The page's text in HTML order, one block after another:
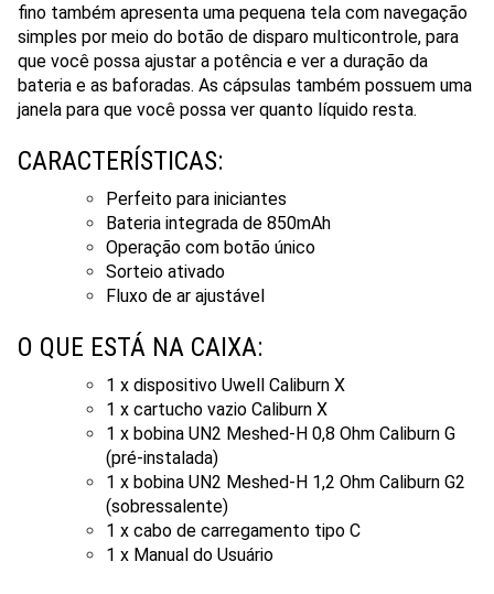
fino também apresenta uma pequena tela com navegação
simples por meio do botão de disparo multicontrole, para
que você possa ajustar a potência e ver a duração da
bateria e as baforadas. As cápsulas também possuem uma
janela para que você possa ver quanto líquido resta.
CARACTERÍSTICAS:
Perfeito para iniciantes
Bateria integrada de 850mAh
Operação com botão único
Sorteio ativado
Fluxo de ar ajustável
O QUE ESTÁ NA CAIXA:
1 x dispositivo Uwell Caliburn X
1 x cartucho vazio Caliburn X
1 x bobina UN2 Meshed-H 0,8 Ohm Caliburn G
(pré-instalada)
1 x bobina UN2 Meshed-H 1,2 Ohm Caliburn G2
(sobressalente)
1 x cabo de carregamento tipo C
1 x Manual do Usuário